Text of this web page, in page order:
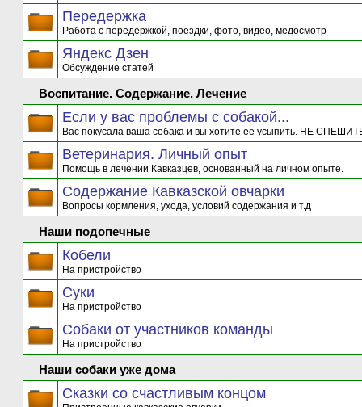
Передержка
Работа с передержкой, поездки, фото, видео, медосмотр
Яндекс Дзен
Обсуждение статей
Воспитание. Содержание. Лечение
Если у вас проблемы с собакой...
Вас покусала ваша собака и вы хотите ее усыпить. НЕ
Ветеринария. Личный опыт
Помощь в лечении Кавказцев, основанный на личном опыте.
Содержание Кавказской овчарки
Вопросы кормления, ухода, условий содержания и т.д
Наши подопечные
Кобели
На пристройство
Суки
На пристройство
Собаки от участников команды
На пристройство
Наши собаки уже дома
Сказки со счастливым концом